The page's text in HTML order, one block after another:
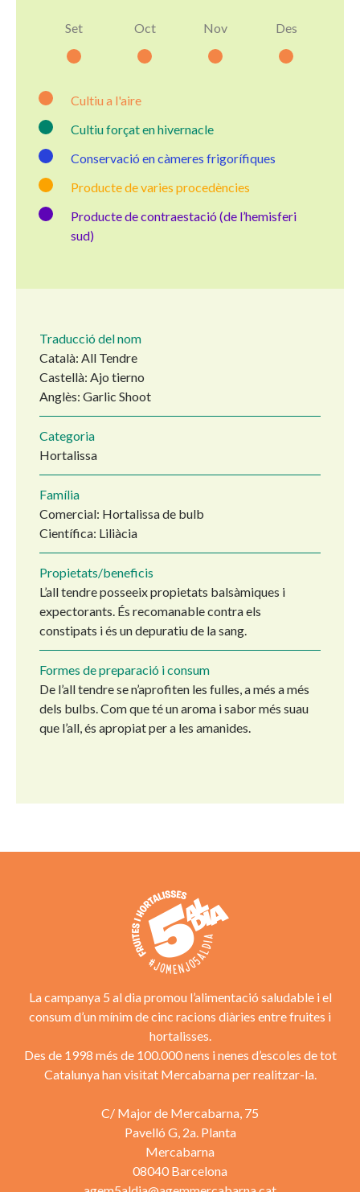
Set Oct Nov Des
Cultiu a l'aire
Cultiu forçat en hivernacle
Conservació en càmeres frigorífiques
Producte de varies procedències
Producte de contraestació (de l’hemisferi
sud)
Traducció del nom
Català: All Tendre
Castellà: Ajo tierno
Anglès: Garlic Shoot
Categoria
Hortalissa
Família
Comercial: Hortalissa de bulb
Científica: Liliàcia
Propietats/beneficis
L’all tendre posseeix propietats balsàmiques i
expectorants. És recomanable contra els
constipats i és un depuratiu de la sang.
Formes de preparació i consum
De l’all tendre se n’aprofiten les fulles, a més a més
dels bulbs. Com que té un aroma i sabor més suau
que l’all, és apropiat per a les amanides.
La campanya 5 al dia promou l’alimentació saludable i el
consum d’un mínim de cinc racions diàries entre fruites i
hortalisses.
Des de 1998 més de 100.000 nens i nenes d’escoles de tot
Catalunya han visitat Mercabarna per realitzar-la.
C/ Major de Mercabarna, 75
Pavelló G, 2a. Planta
Mercabarna
08040 Barcelona